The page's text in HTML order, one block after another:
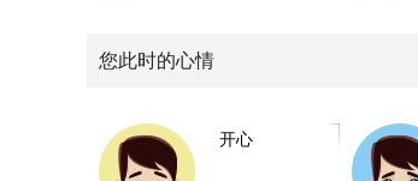
您此时的心情
开心